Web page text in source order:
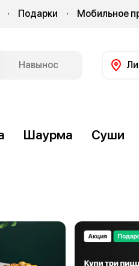
Подарки Мобильное
Навынос
Шаурма Суши